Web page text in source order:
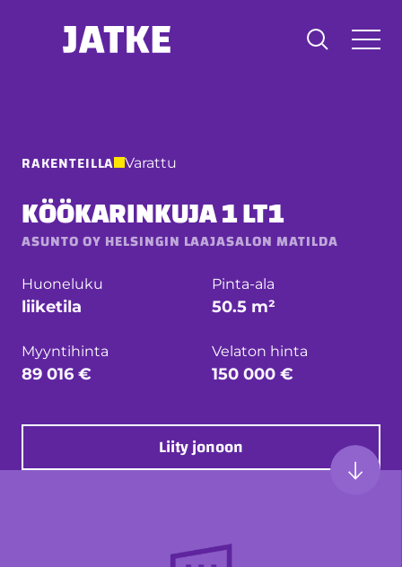
RAKENTEILLA Varattu
KÖÖKARINKUJA 1 LT1
ASUNTO OY HELSINGIN LAAJASALON MATILDA
Huoneluku
liiketila
Pinta-ala
50.5 m²
Myyntihinta
89 016 €
Velaton hinta
150 000 €
Liity jonoon